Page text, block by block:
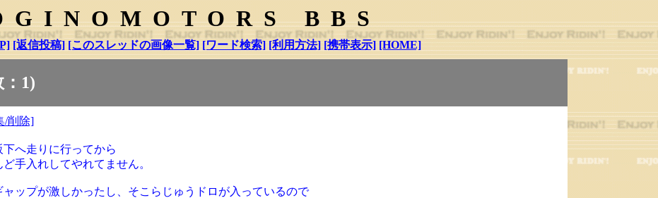
BBS
[返信投稿] [このスレッドの画像一覧] [ワード検索] [利用方法] [携帯表示] [HOME]
1)
/削除]
下へ走りに行ってから
ど手入れしてやれてません。
ャップが激しかったし、そこらじゅうドロが入っているので